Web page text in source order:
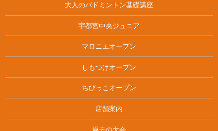
大人のバドミントン基礎講座
宇都宮中央ジュニア
マロニエオープン
しもつけオープン
ちびっこオープン
店舗案内
過去の大会